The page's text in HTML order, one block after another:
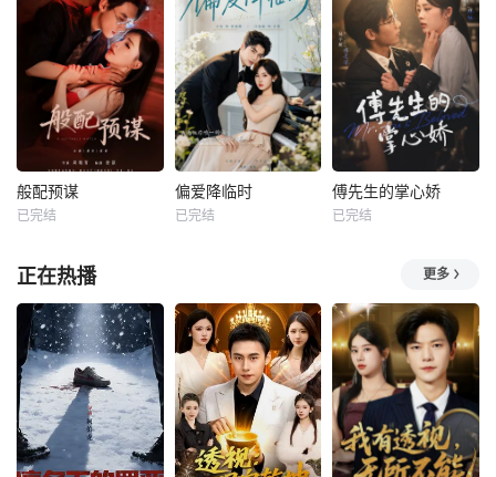
般配预谋
已完结
偏爱降临时
已完结
傅先生的掌心娇
已完结
正在热播 更多